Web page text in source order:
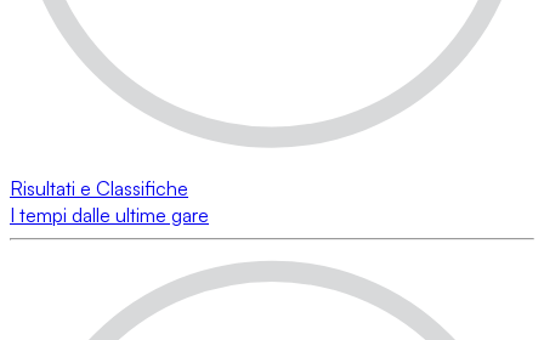
Risultati e Classifiche
I tempi dalle ultime gare